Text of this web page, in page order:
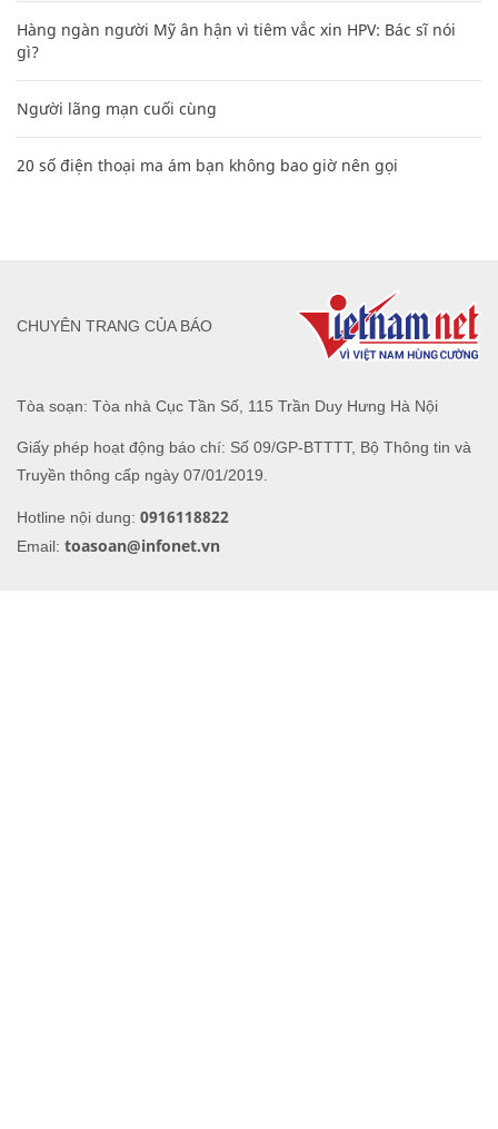
Hàng ngàn người Mỹ ân hận vì tiêm vắc xin HPV: Bác sĩ nói
gì?
Người lãng mạn cuối cùng
20 số điện thoại ma ám bạn không bao giờ nên gọi
Tòa soạn: Tòa nhà Cục Tần Số, 115 Trần Duy Hưng Hà Nội
Giấy phép hoạt động báo chí: Số 09/GP-BTTTT, Bộ Thông tin và
Truyền thông cấp ngày 07/01/2019.
Hotline nội dung: 0916118822
Email: toasoan@infonet.vn
CHUYÊN TRANG CỦA BÁO